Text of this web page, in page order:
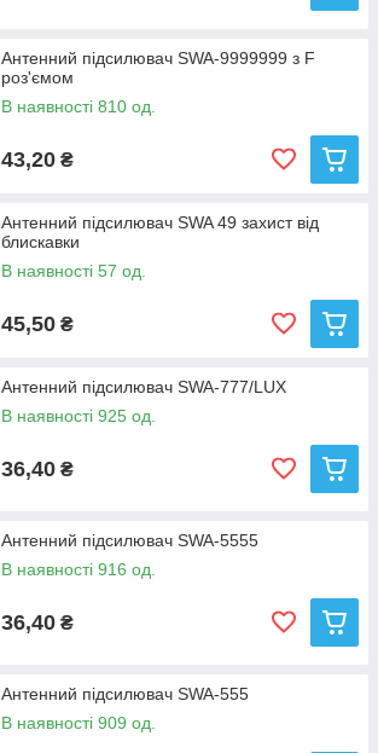
Антенний підсилювач SWA-9999999 з F
роз'ємом
В наявності 810 од.
43,20 ₴
Антенний підсилювач SWA 49 захист від
блискавки
В наявності 57 од.
45,50 ₴
Антенний підсилювач SWA-777/LUX
В наявності 925 од.
36,40 ₴
Антенний підсилювач SWA-5555
В наявності 916 од.
36,40 ₴
Антенний підсилювач SWA-555
В наявності 909 од.